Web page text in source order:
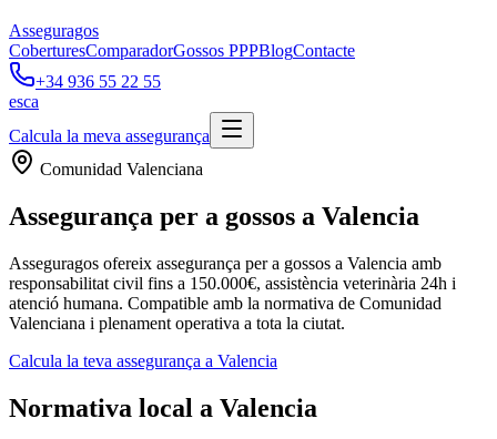
Asseguragos
CoberturesComparadorGossos PPPBlogContacte
+34 936 55 22 55
esca
Calcula la meva assegurança
Comunidad Valenciana
Assegurança per a gossos a Valencia
Asseguragos ofereix assegurança per a gossos a Valencia amb
responsabilitat civil fins a 150.000€, assistència veterinària 24h i
atenció humana. Compatible amb la normativa de Comunidad
Valenciana i plenament operativa a tota la ciutat.
Calcula la teva assegurança a Valencia
Normativa local a Valencia